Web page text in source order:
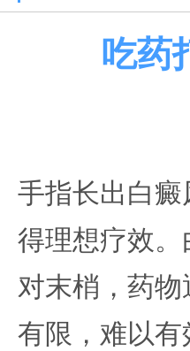
吃药
手指长出白
得理想疗效
对末梢，药
有限，难以